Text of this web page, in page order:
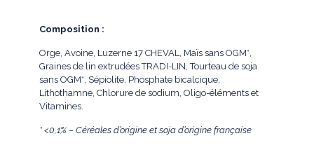
Composition :
Orge, Avoine, Luzerne 17 CHEVAL, Maïs sans OGM*,
Graines de lin extrudées TRADI-LIN, Tourteau de soja
sans OGM*, Sépiolite, Phosphate bicalcique,
Lithothamne, Chlorure de sodium, Oligo-éléments et
Vitamines.
* <0,1% – Céréales d’origine et soja d’origine française